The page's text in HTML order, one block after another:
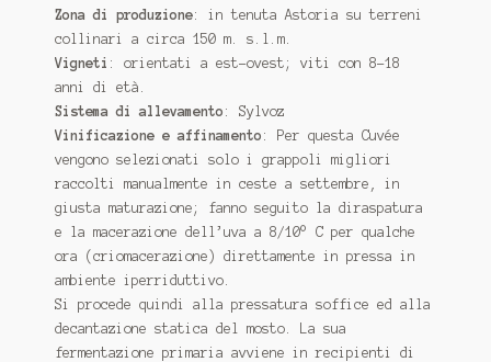
Zona di produzione: in tenuta Astoria su terreni
collinari a circa 150 m. s.l.m.
Vigneti : orientati a est-ovest; viti con 8-18
anni di età.
Sistema di allevamento : Sylvoz
Vinificazione e affinamento : Per questa Cuvée
vengono selezionati solo i grappoli migliori
raccolti manualmente in ceste a settembre, in
giusta maturazione; fanno seguito la diraspatura
e la macerazione dell’uva a 8/10° C per qualche
ora (criomacerazione) direttamente in pressa in
ambiente iperriduttivo.
Si procede quindi alla pressatura soffice ed alla
decantazione statica del mosto. La sua
fermentazione primaria avviene in recipienti di